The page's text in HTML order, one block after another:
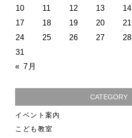
10
11 12 13 14
17
18 19 20 21
24
25 26 27 28
31
« 7月
CATEGORY
イベント案内
こども教室